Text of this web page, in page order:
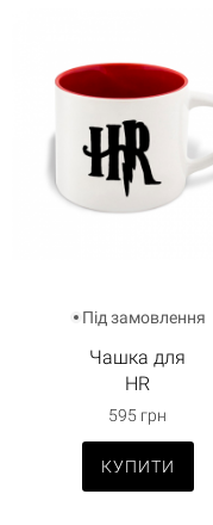
Під замовлення
Чашка для
HR
595 грн
КУПИТИ